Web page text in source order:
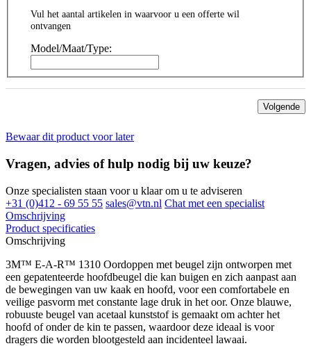
Vul het aantal artikelen in waarvoor u een offerte wil
ontvangen
Model/Maat/Type:
Volgende
Bewaar dit product voor later
Vragen, advies of hulp nodig bij uw keuze?
Onze specialisten staan voor u klaar om u te adviseren
+31 (0)412 - 69 55 55 sales@vtn.nl Chat met een specialist
Omschrijving
Product specificaties
Omschrijving
3M™ E-A-R™ 1310 Oordoppen met beugel zijn ontworpen met
een gepatenteerde hoofdbeugel die kan buigen en zich aanpast aan
de bewegingen van uw kaak en hoofd, voor een comfortabele en
veilige pasvorm met constante lage druk in het oor. Onze blauwe,
robuuste beugel van acetaal kunststof is gemaakt om achter het
hoofd of onder de kin te passen, waardoor deze ideaal is voor
dragers die worden blootgesteld aan incidenteel lawaai.